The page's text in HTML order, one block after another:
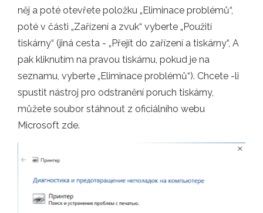
něj a poté otevřete položku „Eliminace problémů“,
poté v části „Zařízení a zvuk“ vyberte „Použití
tiskárny“ (jiná cesta - „Přejít do zařízení a tiskárny“, A
pak kliknutím na pravou tiskárnu, pokud je na
seznamu, vyberte „Eliminace problémů“). Chcete -li
spustit nástroj pro odstranění poruch tiskárny,
můžete soubor stáhnout z oficiálního webu
Microsoft zde.